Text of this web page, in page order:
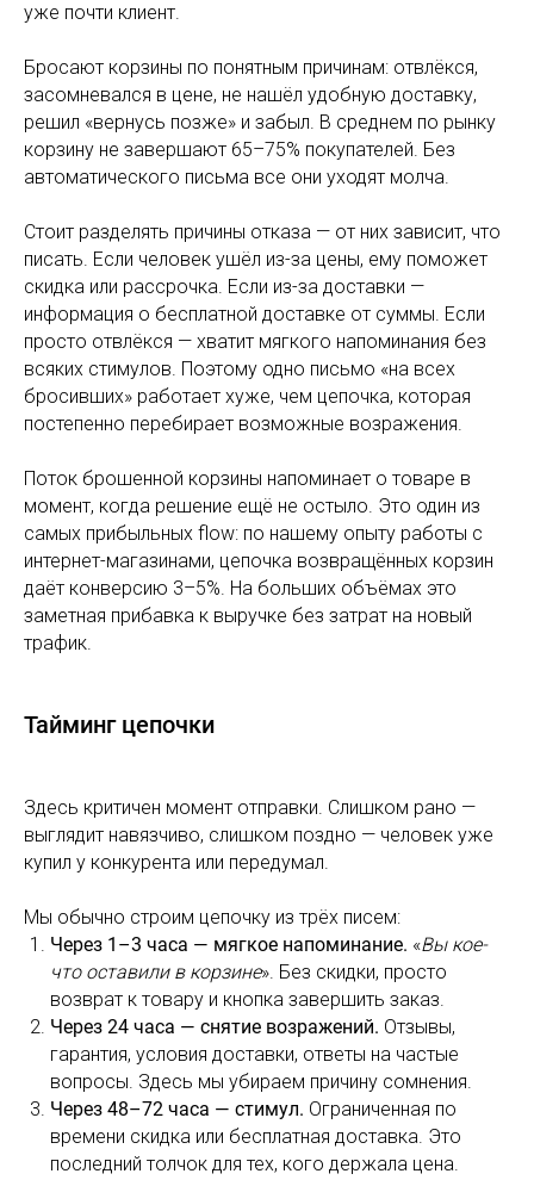
уже почти клиент.
Бросают корзины по понятным причинам: отвлёкся,
засомневался в цене, не нашёл удобную доставку,
решил «вернусь позже» и забыл. В среднем по рынку
корзину не завершают 65–75% покупателей. Без
автоматического письма все они уходят молча.
Стоит разделять причины отказа — от них зависит, что
писать. Если человек ушёл из-за цены, ему поможет
скидка или рассрочка. Если из-за доставки —
информация о бесплатной доставке от суммы. Если
просто отвлёкся — хватит мягкого напоминания без
всяких стимулов. Поэтому одно письмо «на всех
бросивших» работает хуже, чем цепочка, которая
постепенно перебирает возможные возражения.
Поток брошенной корзины напоминает о товаре в
момент, когда решение ещё не остыло. Это один из
самых прибыльных flow: по нашему опыту работы с
интернет-магазинами, цепочка возвращённых корзин
даёт конверсию 3–5%. На больших объёмах это
заметная прибавка к выручке без затрат на новый
трафик.
Тайминг цепочки
Здесь критичен момент отправки. Слишком рано —
выглядит навязчиво, слишком поздно — человек уже
купил у конкурента или передумал.
Мы обычно строим цепочку из трёх писем:
Через 1–3 часа — мягкое напоминание. «Вы кое-
что оставили в корзине». Без скидки, просто
возврат к товару и кнопка завершить заказ.
Через 24 часа — снятие возражений. Отзывы,
гарантия, условия доставки, ответы на частые
вопросы. Здесь мы убираем причину сомнения.
Через 48–72 часа — стимул. Ограниченная по
времени скидка или бесплатная доставка. Это
последний толчок для тех, кого держала цена.